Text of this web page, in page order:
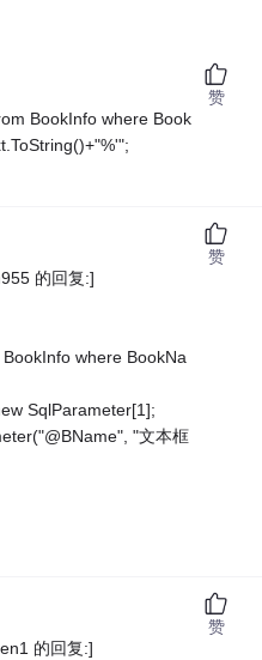
BookInfo where Book
赞
的回复:]
where BookNa
SqlParameter[1];
"文本框
赞
的回复:]
赞